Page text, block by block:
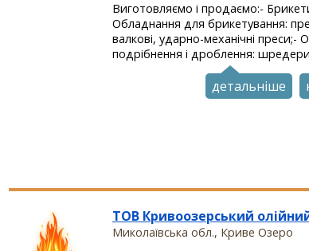
Виготовляємо і продаємо:-
Обладнання для брикетування:
валкові, ударно-механічні преси;-
подрібнення і дроблення:
детальніше
ТОВ Кривоозерський
Миколаївська обл., Криве Озеро